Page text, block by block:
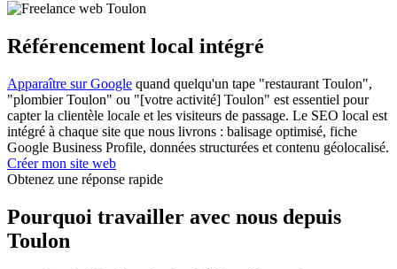
Référencement local intégré
Apparaître sur Google quand quelqu'un tape "restaurant Toulon",
"plombier Toulon" ou "[votre activité] Toulon" est essentiel pour
capter la clientèle locale et les visiteurs de passage. Le SEO local est
intégré à chaque site que nous livrons : balisage optimisé, fiche
Google Business Profile, données structurées et contenu géolocalisé.
Créer mon site web
Obtenez une réponse rapide
Pourquoi travailler avec nous depuis
Toulon